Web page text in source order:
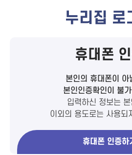
누리집 로
휴대폰
본인의 휴대폰이 아
본인인증확인이 불
입력하신 정보는 본
이외의 용도로는 사용되
휴대폰 인증하